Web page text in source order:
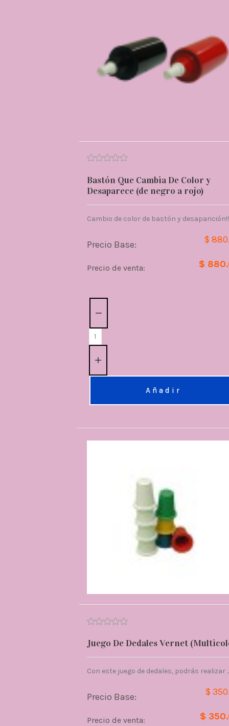
Bastón Que Cambia De Color y
Desaparece (de negro a rojo)
Cambio de color de bastón y desaparición!!
Precio Base: $
Precio de venta: $
Añadir
Juego De Dedales Vernet
Con este juego de dedales, podrás realizar
Precio Base: $
Precio de venta: $